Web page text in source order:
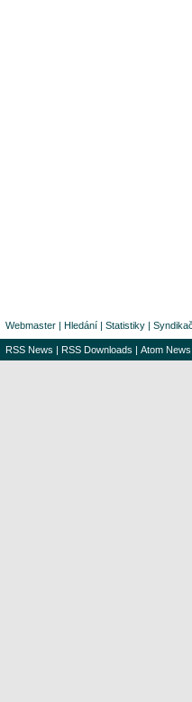
Webmaster | Hledání | Statistiky |
RSS News | RSS Downloads | Atom News